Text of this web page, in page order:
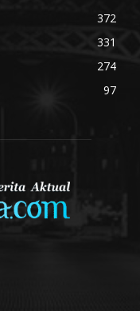
372
331
274
97